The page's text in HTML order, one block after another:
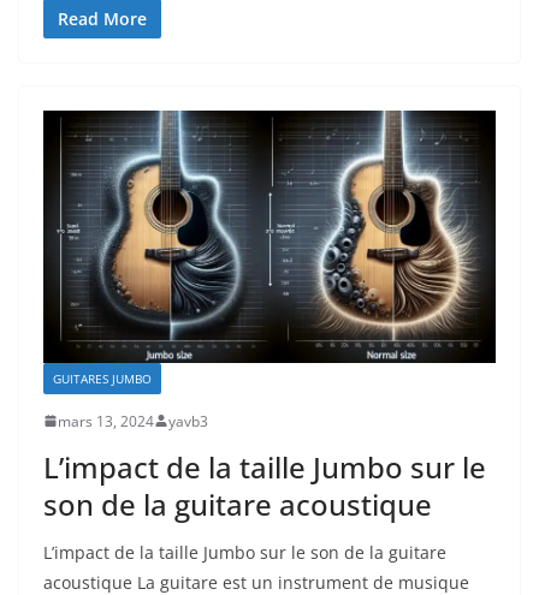
Read More
GUITARES JUMBO
mars 13, 2024 yavb3
L’impact de la taille Jumbo sur le
son de la guitare acoustique
L’impact de la taille⁣ Jumbo‍ sur le⁣ son⁣ de la guitare
acoustique La guitare est un instrument de musique